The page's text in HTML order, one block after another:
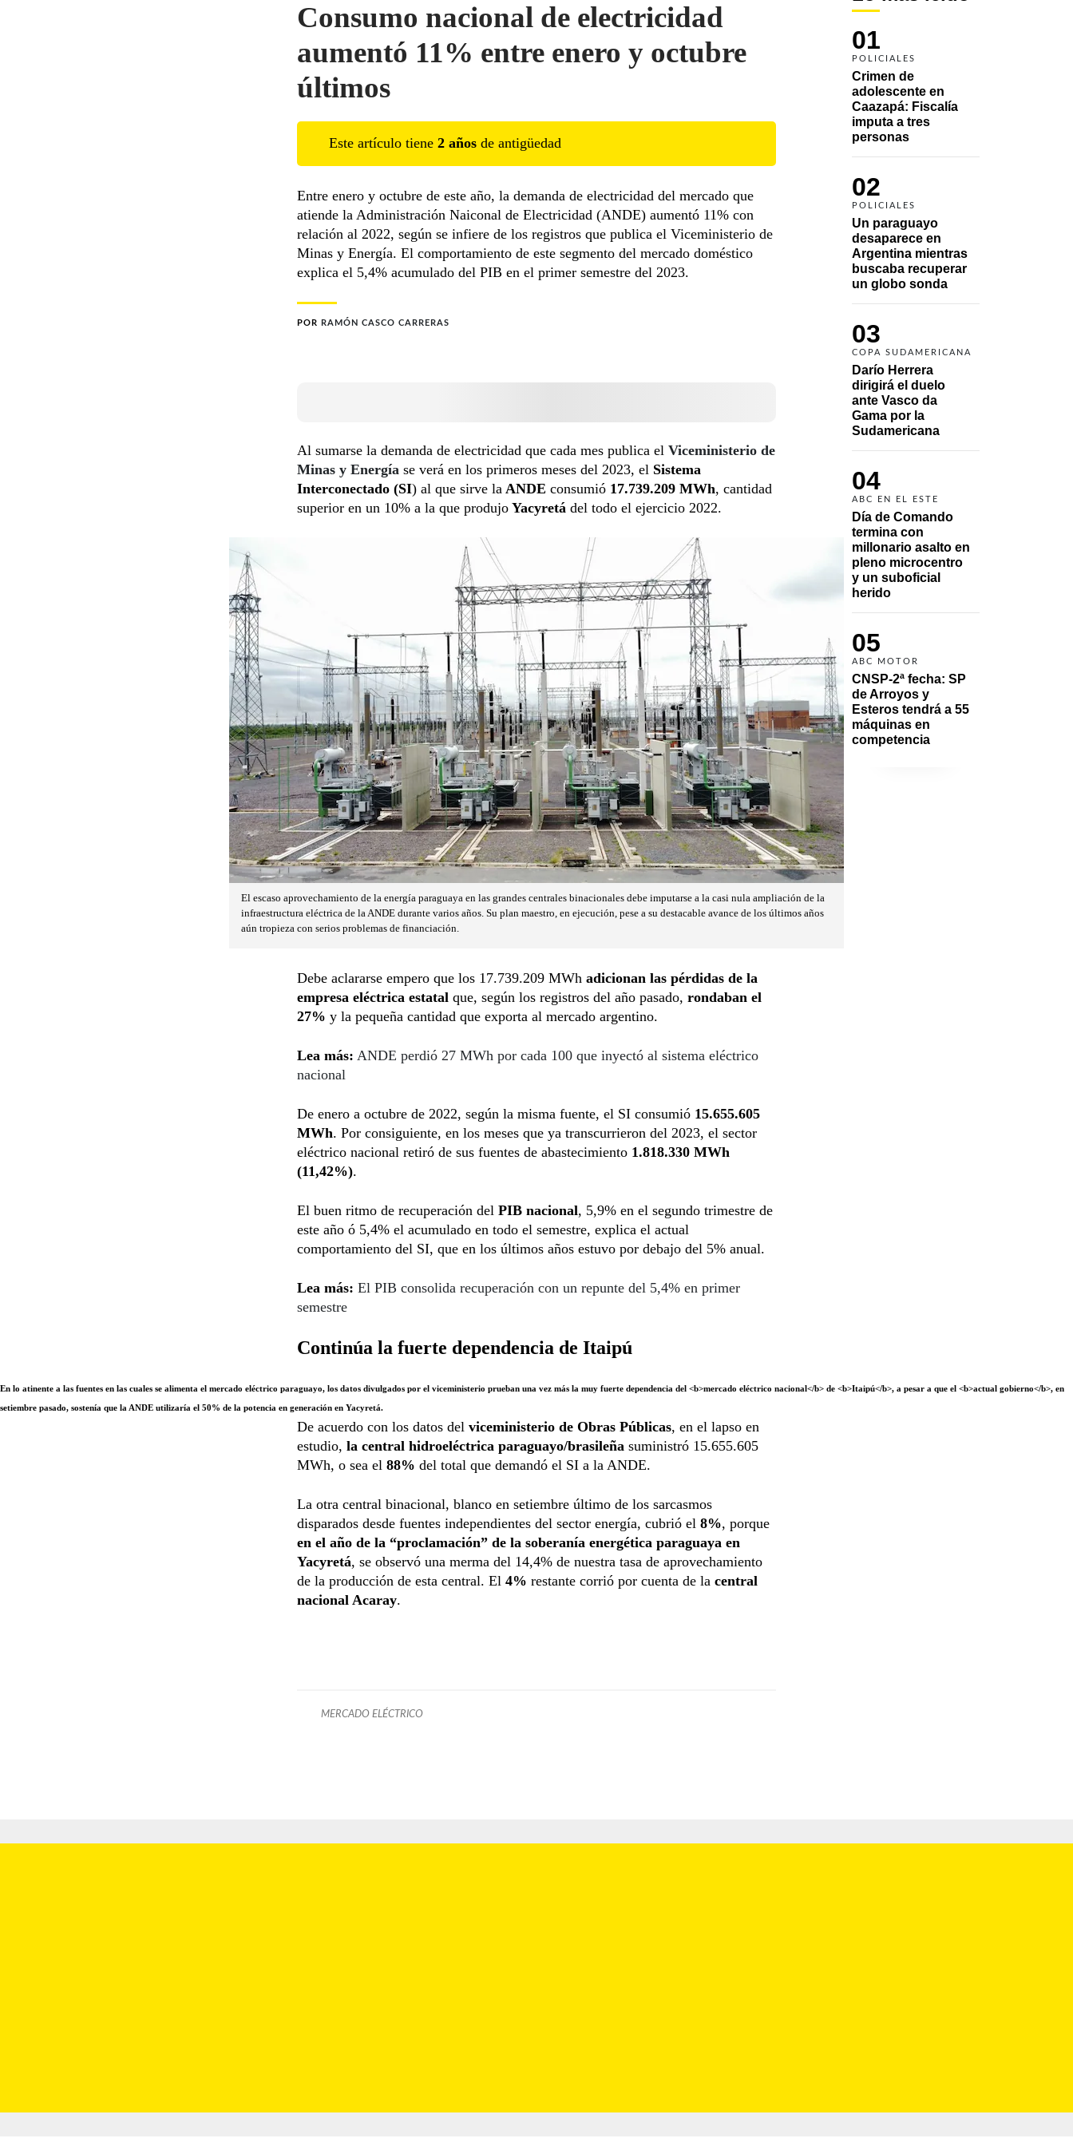
01
POLICIALES
Crimen de
adolescente en
Caazapá: Fiscalía
imputa a tres
personas
02
POLICIALES
Un paraguayo
desaparece en
Argentina mientras
buscaba recuperar
un globo sonda
03
COPA SUDAMERICANA
Darío Herrera
dirigirá el duelo
ante Vasco da
Gama por la
Sudamericana
04
ABC EN EL ESTE
Día de Comando
termina con
millonario asalto en
pleno microcentro
y un suboficial
herido
05
ABC MOTOR
CNSP-2ª fecha: SP
de Arroyos y
Esteros tendrá a 55
máquinas en
competencia
Consumo nacional de electricidad
aumentó 11% entre enero y octubre
últimos
Este artículo tiene 2 años de antigüedad
Entre enero y octubre de este año, la demanda de electricidad del mercado que
atiende la Administración Naiconal de Electricidad (ANDE) aumentó 11% con
relación al 2022, según se infiere de los registros que publica el Viceministerio de
Minas y Energía. El comportamiento de este segmento del mercado doméstico
explica el 5,4% acumulado del PIB en el primer semestre del 2023.
POR RAMÓN CASCO CARRERAS
Al sumarse la demanda de electricidad que cada mes publica el Viceministerio de
Minas y Energía se verá en los primeros meses del 2023, el Sistema
Interconectado (SI) al que sirve la ANDE consumió 17.739.209 MWh, cantidad
superior en un 10% a la que produjo Yacyretá del todo el ejercicio 2022.
El escaso aprovechamiento de la energía paraguaya en las grandes centrales binacionales debe imputarse a la casi nula ampliación de la
infraestructura eléctrica de la ANDE durante varios años. Su plan maestro, en ejecución, pese a su destacable avance de los últimos años
aún tropieza con serios problemas de financiación.
Debe aclararse empero que los 17.739.209 MWh adicionan las pérdidas de la
empresa eléctrica estatal que, según los registros del año pasado, rondaban el
27% y la pequeña cantidad que exporta al mercado argentino.
Lea más: ANDE perdió 27 MWh por cada 100 que inyectó al sistema eléctrico
nacional
De enero a octubre de 2022, según la misma fuente, el SI consumió 15.655.605
MWh. Por consiguiente, en los meses que ya transcurrieron del 2023, el sector
eléctrico nacional retiró de sus fuentes de abastecimiento 1.818.330 MWh
(11,42%).
El buen ritmo de recuperación del PIB nacional, 5,9% en el segundo trimestre de
este año ó 5,4% el acumulado en todo el semestre, explica el actual
comportamiento del SI, que en los últimos años estuvo por debajo del 5% anual.
Lea más: El PIB consolida recuperación con un repunte del 5,4% en primer
semestre
Continúa la fuerte dependencia de Itaipú
En lo atinente a las fuentes en las cuales se alimenta el mercado eléctrico paraguayo, los datos divulgados por el viceministerio prueban una vez más la muy fuerte dependencia del <b>mercado eléctrico nacional</b> de <b>Itaipú</b>, a pesar a que el <b>actual gobierno</b>, en
setiembre pasado, sostenía que la ANDE utilizaría el 50% de la potencia en generación en Yacyretá.
De acuerdo con los datos del viceministerio de Obras Públicas, en el lapso en
estudio, la central hidroeléctrica paraguayo/brasileña suministró 15.655.605
MWh, o sea el 88% del total que demandó el SI a la ANDE.
La otra central binacional, blanco en setiembre último de los sarcasmos
disparados desde fuentes independientes del sector energía, cubrió el 8%, porque
en el año de la “proclamación” de la soberanía energética paraguaya en
Yacyretá, se observó una merma del 14,4% de nuestra tasa de aprovechamiento
de la producción de esta central. El 4% restante corrió por cuenta de la central
nacional Acaray.
MERCADO ELÉCTRICO